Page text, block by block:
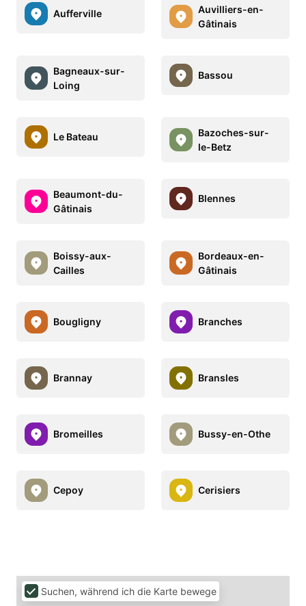
Aufferville
Auvilliers-en-
Gâtinais
Bagneaux-sur-
Loing
Bassou
Le Bateau
Bazoches-sur-
le-Betz
Beaumont-du-
Gâtinais
Blennes
Boissy-aux-
Cailles
Bordeaux-en-
Gâtinais
Bougligny Branches
Brannay Bransles
Bromeilles Bussy-en-Othe
Cepoy Cerisiers
Suchen, während ich die Karte bewege